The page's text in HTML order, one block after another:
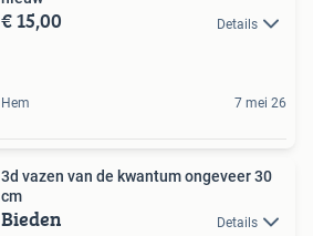
€ 15,00 Details
Hem 7 mei 26
3d vazen van de kwantum ongeveer 30
cm
Bieden Details